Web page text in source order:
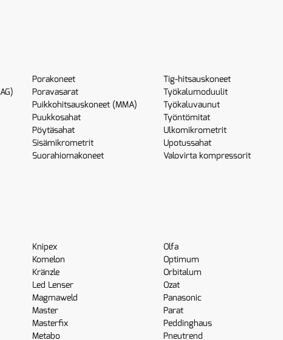
Porakoneet
Poravasarat
Puikkohitsauskoneet (MMA)
Puukkosahat
Pöytäsahat
Sisämikrometrit
Suorahiomakoneet
Tig-hitsauskoneet
Työkalumoduulit
Työkaluvaunut
Työntömitat
Ulkomikrometrit
Upotussahat
Valovirta kompressorit
Knipex
Komelon
Kränzle
Led Lenser
Magmaweld
Master
Masterfix
Metabo
Olfa
Optimum
Orbitalum
Ozat
Panasonic
Parat
Peddinghaus
Pneutrend